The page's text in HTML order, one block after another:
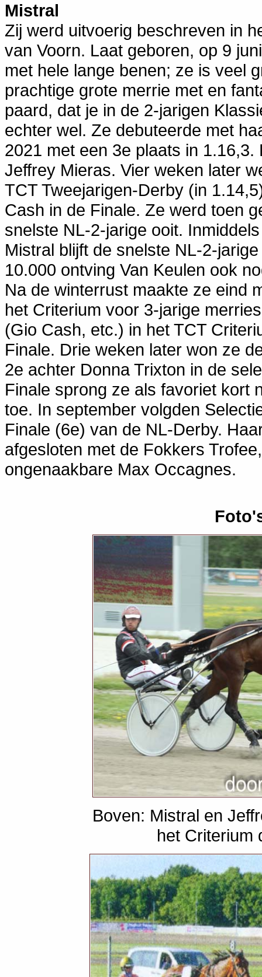
Mistral
Zij werd uitvoerig beschreven in
van Voorn. Laat geboren, op 9
met hele lange benen; ze is veel
prachtige grote merrie met en
paard, dat je in de 2-jarigen
echter wel. Ze debuteerde met
2021 met een 3e plaats in
Jeffrey Mieras. Vier weken later
TCT Tweejarigen-Derby (in
Cash in de Finale. Ze werd toen
snelste NL-2-jarige ooit.
Mistral blijft de snelste NL-2-
10.000 ontving Van Keulen ook
Na de winterrust maakte ze eind
het Criterium voor 3-jarige
(Gio Cash, etc.) in het TCT
Finale. Drie weken later won ze
2e achter Donna Trixton in de
Finale sprong ze als favoriet kort
toe. In september volgden
Finale (6e) van de NL-Derby.
afgesloten met de Fokkers
ongenaakbare Max Occagnes.
Boven: Mistral en
het Criterium